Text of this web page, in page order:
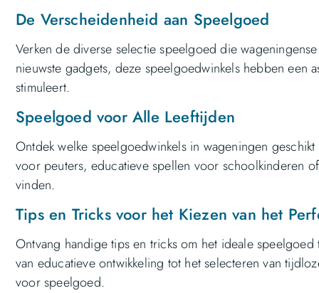
De Verscheidenheid aan Speelgoed
Verken de diverse selectie speelgoed die
nieuwste gadgets, deze speelgoedwinkels hebben een
stimuleert.
Speelgoed voor Alle Leeftijden
Ontdek welke speelgoedwinkels in wageningen
voor peuters, educatieve spellen voor schoolkinderen
vinden.
Tips en Tricks voor het Kiezen van het
Ontvang handige tips en tricks om het ideale
van educatieve ontwikkeling tot het selecteren van
voor speelgoed.